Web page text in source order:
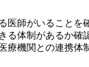
医師がいることを
る体制があるか確
療機関との連携体